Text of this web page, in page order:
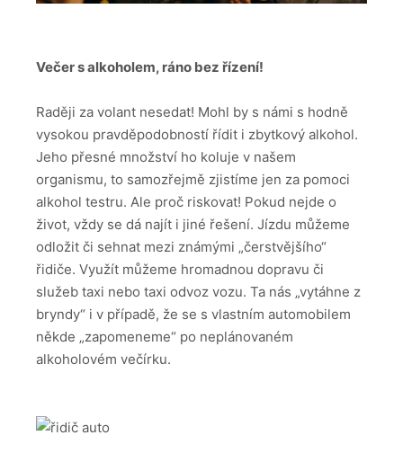
Večer s alkoholem, ráno bez řízení!
Raději za volant nesedat! Mohl by s námi s hodně
vysokou pravděpodobností řídit i zbytkový alkohol.
Jeho přesné množství ho koluje v našem
organismu, to samozřejmě zjistíme jen za pomoci
alkohol testru. Ale proč riskovat! Pokud nejde o
život, vždy se dá najít i jiné řešení. Jízdu můžeme
odložit či sehnat mezi známými „čerstvějšího“
řidiče. Využít můžeme hromadnou dopravu či
služeb taxi nebo taxi odvoz vozu. Ta nás „vytáhne z
bryndy“ i v případě, že se s vlastním automobilem
někde „zapomeneme“ po neplánovaném
alkoholovém večírku.